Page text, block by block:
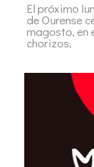
El próximo
de Ourense
magosto, en
chorizos,